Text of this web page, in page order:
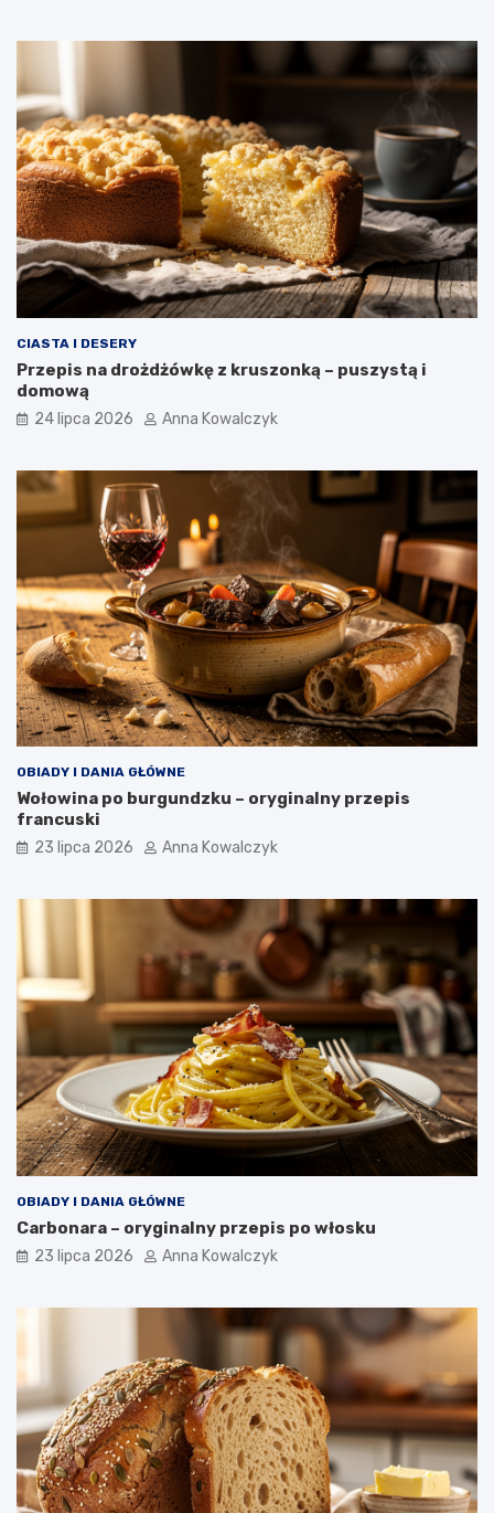
CIASTA I DESERY
Przepis na drożdżówkę z kruszonką – puszystą i
domową
24 lipca 2026 Anna Kowalczyk
OBIADY I DANIA GŁÓWNE
Wołowina po burgundzku – oryginalny przepis
francuski
23 lipca 2026 Anna Kowalczyk
OBIADY I DANIA GŁÓWNE
Carbonara – oryginalny przepis po włosku
23 lipca 2026 Anna Kowalczyk